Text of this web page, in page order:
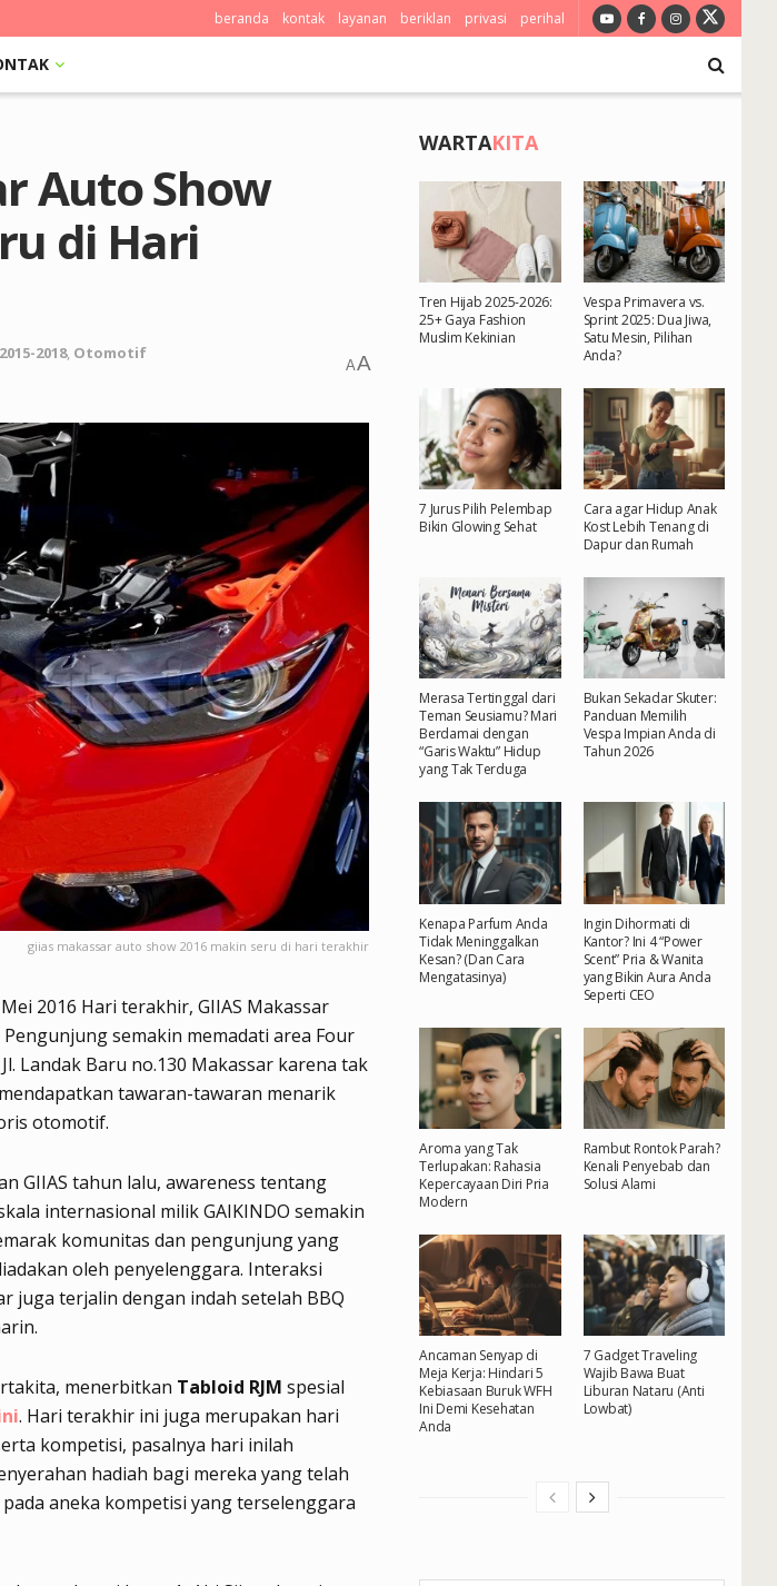
beranda kontak layanan beriklan privasi perihal
Auto Show
di Hari
2018, Otomotif
AA
giias makassar auto show 2016 makin seru di hari terakhir
2016 Hari terakhir, GIIAS Makassar
semakin memadati area Four
Landak Baru no.130 Makassar karena tak
tawaran-tawaran menarik
otomotif.
GIIAS tahun lalu, awareness tentang
internasional milik GAIKINDO semakin
komunitas dan pengunjung yang
oleh penyelenggara. Interaksi
juga terjalin dengan indah setelah BBQ
menerbitkan Tabloid RJM spesial
. Hari terakhir ini juga merupakan hari
kompetisi, pasalnya hari inilah
hadiah bagi mereka yang telah
aneka kompetisi yang terselenggara
WARTAKITA
Tren Hijab 2025-2026:
25+ Gaya Fashion
Muslim Kekinian
Vespa Primavera vs.
Sprint 2025: Dua Jiwa,
Satu Mesin, Pilihan
Anda?
7 Jurus Pilih Pelembap
Bikin Glowing Sehat
Cara agar Hidup Anak
Kost Lebih Tenang di
Dapur dan Rumah
Merasa Tertinggal dari
Teman Seusiamu? Mari
Berdamai dengan
“Garis Waktu” Hidup
yang Tak Terduga
Bukan Sekadar Skuter:
Panduan Memilih
Vespa Impian Anda di
Tahun 2026
Kenapa Parfum Anda
Tidak Meninggalkan
Kesan? (Dan Cara
Mengatasinya)
Ingin Dihormati di
Kantor? Ini 4 “Power
Scent” Pria & Wanita
yang Bikin Aura Anda
Seperti CEO
Aroma yang Tak
Terlupakan: Rahasia
Kepercayaan Diri Pria
Modern
Rambut Rontok Parah?
Kenali Penyebab dan
Solusi Alami
Ancaman Senyap di
Meja Kerja: Hindari 5
Kebiasaan Buruk WFH
Ini Demi Kesehatan
Anda
7 Gadget Traveling
Wajib Bawa Buat
Liburan Nataru (Anti
Lowbat)